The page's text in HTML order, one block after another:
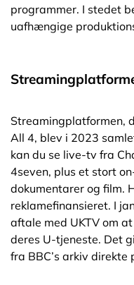
programmer. I stedet
uafhængige
Streamingplatformen,
All 4, blev i 2023
kan du se live-tv fra
4seven, plus et stort
dokumentarer og film.
reklamefinansieret. I
aftale med UKTV om
deres U-tjeneste. Det
fra BBC’s arkiv direkte